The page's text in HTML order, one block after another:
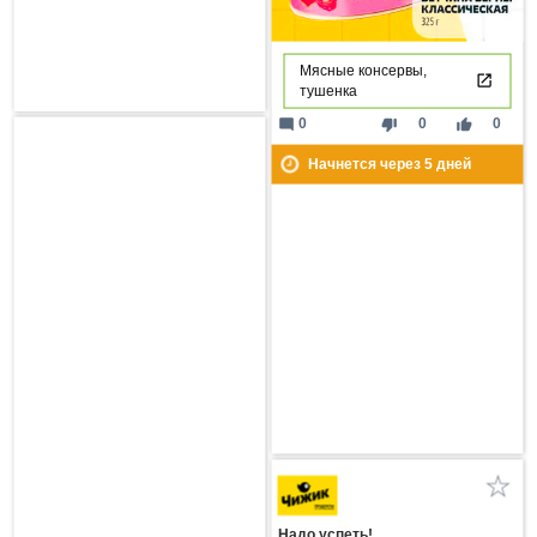
Мясные консервы,
тушенка
thumb_down 0 thumb_up 0
mode_comment 0
Начнется через 5дней